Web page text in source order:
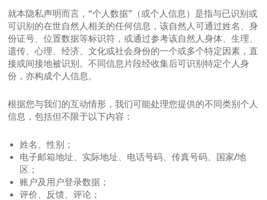
就本隐私声明而言，“个人数据”（或个人信息）是指与已识别或
可识别的在世自然人相关的任何信息，该自然人可通过姓名、身
份证号、位置数据等标识符，或通过参考该自然人身体、生理、
遗传、心理、经济、文化或社会身份的一个或多个特定因素，直
接或间接地被识别。不同信息片段经收集后可识别特定个人身
份，亦构成个人信息。
根据您与我们的互动情形，我们可能处理您提供的不同类别个人
信息，包括但不限于以下内容：
姓名、性别；
电子邮箱地址、实际地址、电话号码、传真号码、国家/地
区；
账户及用户登录数据；
评价、反馈、评论；